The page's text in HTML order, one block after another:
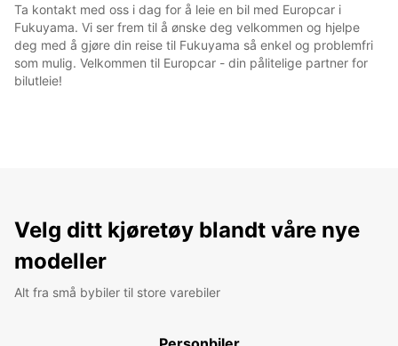
Ta kontakt med oss i dag for å leie en bil med Europcar i
Fukuyama. Vi ser frem til å ønske deg velkommen og hjelpe
deg med å gjøre din reise til Fukuyama så enkel og problemfri
som mulig. Velkommen til Europcar - din pålitelige partner for
bilutleie!
Velg ditt kjøretøy blandt våre nye
modeller
Alt fra små bybiler til store varebiler